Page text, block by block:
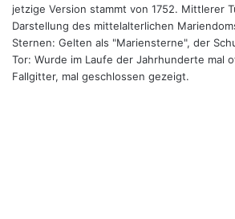
jetzige Version stammt von 1752. Mittlerer
Darstellung des mittelalterlichen
Sternen: Gelten als "Mariensterne", der
Tor: Wurde im Laufe der Jahrhunderte mal
Fallgitter, mal geschlossen gezeigt.